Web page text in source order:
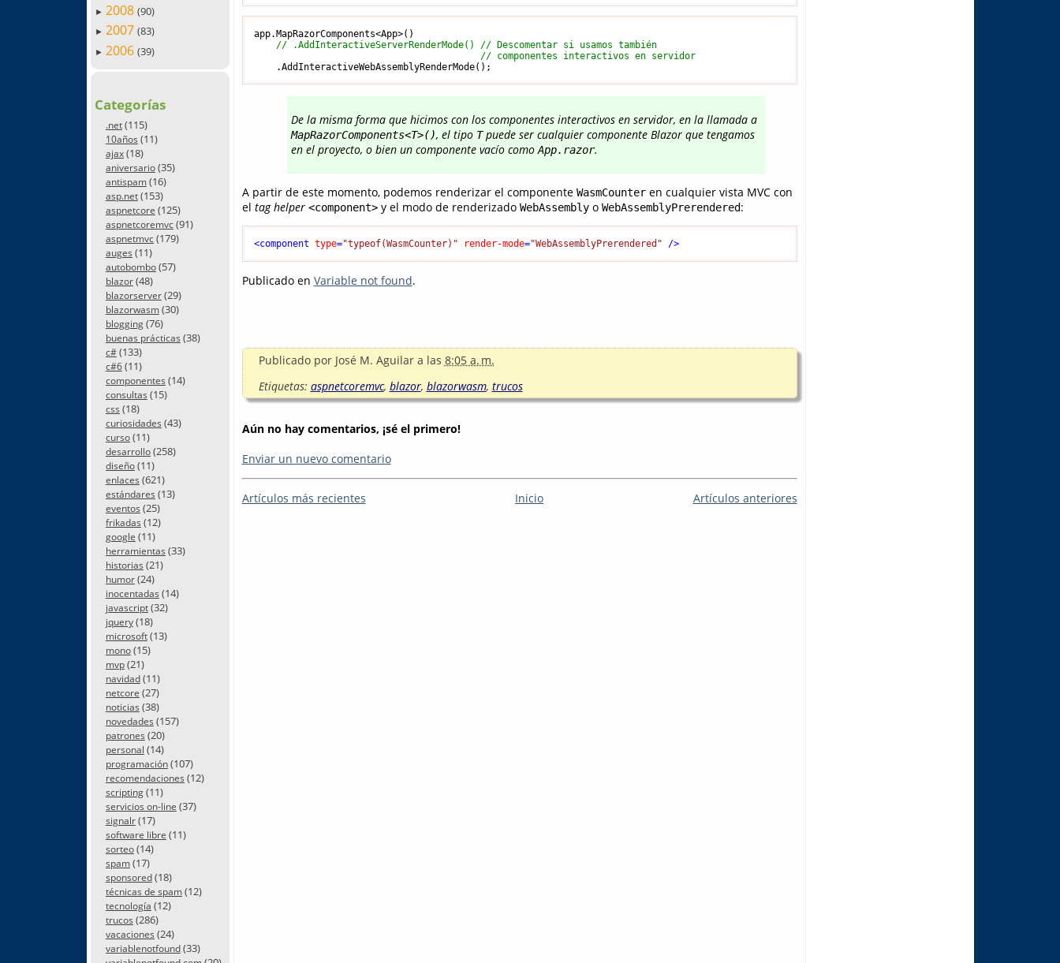
► 2008 (90)
► 2007 (83)
► 2006 (39)
Categorías
.net(115)
10años (11)
ajax(18)
aniversario(35)
antispam(16)
asp.net(153)
aspnetcore (125)
aspnetcoremvc(91)
aspnetmvc(179)
auges (11)
autobombo(57)
blazor(48)
blazorserver(29)
blazorwasm(30)
blogging(76)
buenas prácticas (38)
c#(133)
c#6(11)
componentes (14)
consultas (15)
css (18)
curiosidades (43)
curso(11)
desarrollo(258)
diseño(11)
enlaces (621)
estándares (13)
eventos (25)
frikadas (12)
google (11)
herramientas (33)
historias (21)
humor(24)
inocentadas (14)
javascript(32)
jquery(18)
microsoft(13)
mono(15)
mvp(21)
navidad(11)
netcore (27)
noticias (38)
novedades (157)
patrones (20)
personal (14)
programación(107)
recomendaciones (12)
scripting(11)
servicios on-line (37)
signalr(17)
software libre (11)
sorteo(14)
spam(17)
sponsored(18)
técnicas de spam(12)
tecnología (12)
trucos (286)
vacaciones (24)
variablenotfound(33)
app.MapRazorComponents<App>()
// .AddInteractiveServerRenderMode() // Descomentar si usamos también
// componentes interactivos en servidor
De la misma forma que hicimos con los componentes interactivos en servidor, en la llamada a
MapRazorComponents<T>(), el tipo Tpuede ser cualquier componente Blazor que tengamos
en el proyecto, o bien un componente vacío comoApp.razor.
A partir de este momento, podemos renderizar el componente WasmCounteren cualquier vista MVC con
el tag helper <component>y el modo de renderizado WebAssemblyo WebAssemblyPrerendered:
<component type="typeof(WasmCounter)" render-mode="WebAssemblyPrerendered" />
Publicado en Variable not found.
Publicado por José M. Aguilar a las 8:05 a. m.
Etiquetas: aspnetcoremvc, blazor, blazorwasm, trucos
Aún no hay comentarios, ¡sé el primero!
Enviar un nuevo comentario
Artículos más recientes Artículos anteriores
Inicio